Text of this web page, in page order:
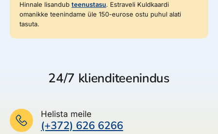
Hinnale lisandub teenustasu. Estraveli Kuldkaardi
omanikke teenindame üle 150-eurose ostu puhul alati
tasuta.
24/7 klienditeenindus
Helista meile
(+372) 626 6266